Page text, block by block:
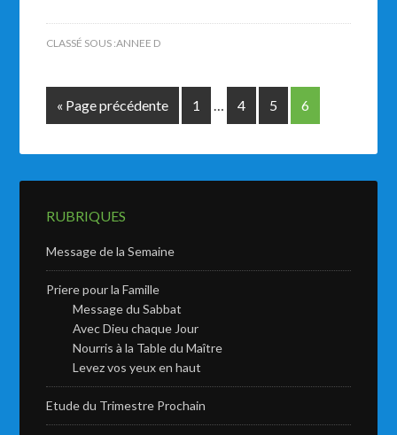
CLASSÉ SOUS :ANNEE D
« Page précédente 1 … 4 5 6
RUBRIQUES
Message de la Semaine
Priere pour la Famille
Message du Sabbat
Avec Dieu chaque Jour
Nourris à la Table du Maître
Levez vos yeux en haut
Etude du Trimestre Prochain